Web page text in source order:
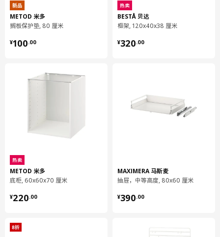
长度
82 厘米
净重
1.18 公斤
容量
2.9 公升
包装数量
LERHYTTAN 雷尔休坦
高度
长度
70 厘米
容量
6.7 公升
宽度
新品
METOD 米多
搁板保护垫, 80 厘米
¥100.00
¥ 100.00
热卖
METOD 米多
底柜, 60x60x70 厘米
¥220.00
¥ 220.00
热卖
BESTÅ 贝达
框架, 120x40x38 厘米
¥320.00
¥ 320.00
MAXIMERA 马斯麦
抽屉，中等高度, 80x60 厘米
¥390.00
¥ 390.00